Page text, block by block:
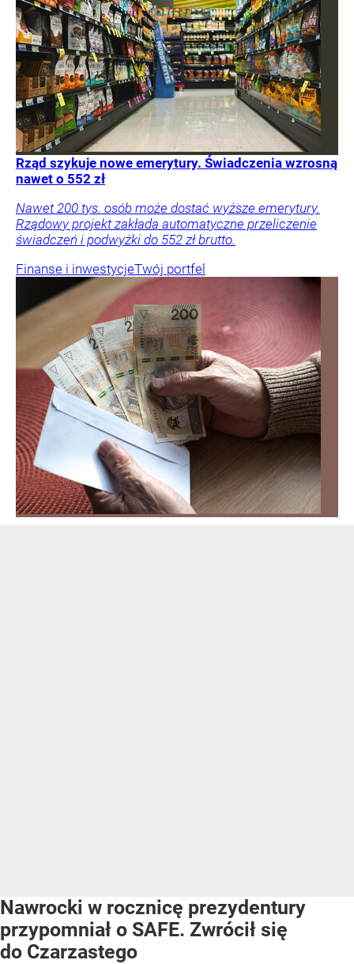
Rząd szykuje nowe emerytury. Świadczenia wzrosną
nawet o 552 zł
Nawet 200 tys. osób może dostać wyższe emerytury.
Rządowy projekt zakłada automatyczne przeliczenie
świadczeń i podwyżki do 552 zł brutto.
Finanse i inwestycjeTwój portfel
Nawrocki w rocznicę prezydentury
przypomniał o SAFE. Zwrócił się
do Czarzastego